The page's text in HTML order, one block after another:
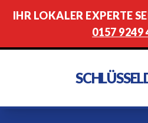
IHR LOKALER EXPERTE
0157 9249